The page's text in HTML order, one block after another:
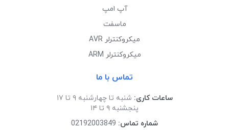
آپ امپ
ماسفت
میکروکنترلر AVR
میکروکنترلر ARM
تماس با ما
ساعات کاری: شنبه تا چهارشنبه ۹ تا ۱۷
پنجشنبه ۹ تا ۱۴
شماره تماس: 02192003849